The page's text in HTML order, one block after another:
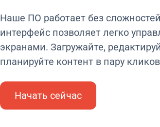
Наше ПО работает без
интерфейс позволяет легко
экранами. Загружайте,
планируйте контент в пару кликов
Начать сейчас